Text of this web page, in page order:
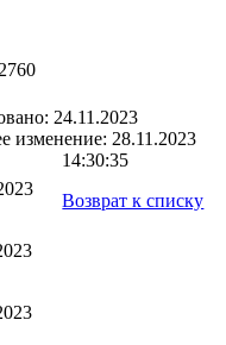
24.11.2023
изменение: 28.11.2023
14:30:35
Возврат к списку